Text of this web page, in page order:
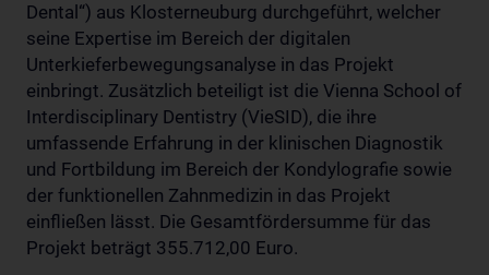
Dental“) aus Klosterneuburg durchgeführt, welcher
seine Expertise im Bereich der digitalen
Unterkieferbewegungsanalyse in das Projekt
einbringt. Zusätzlich beteiligt ist die Vienna School of
Interdisciplinary Dentistry (VieSID), die ihre
umfassende Erfahrung in der klinischen Diagnostik
und Fortbildung im Bereich der Kondylografie sowie
der funktionellen Zahnmedizin in das Projekt
einfließen lässt. Die Gesamtfördersumme für das
Projekt beträgt 355.712,00 Euro.